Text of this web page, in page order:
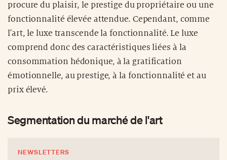
procure du plaisir, le prestige du propriétaire ou une
fonctionnalité élevée attendue. Cependant, comme
l'art, le luxe transcende la fonctionnalité. Le luxe
comprend donc des caractéristiques liées à la
consommation hédonique, à la gratification
émotionnelle, au prestige, à la fonctionnalité et au
prix élevé.
Segmentation du marché de l'art
NEWSLETTERS